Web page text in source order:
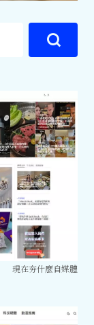
現在夯什麼自媒體